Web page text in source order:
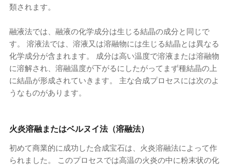
類されます。
融液法では、融液の化学成分は生じる結晶の成分と同じで
す。 溶液法では、溶液又は溶融物には生じる結晶とは異なる
化学成分が含まれます。 成分は高い温度で溶液または溶融物
に溶解され、溶融温度が下がるにしたがってまず種結晶の上
に結晶が形成されていきます。 主な合成プロセスには次のよ
うなものがあります。
火炎溶融またはベルヌイ法（溶融法）
初めて商業的に成功した合成宝石は、火炎溶融法によって作
られました。 このプロセスでは高温の火炎の中に粉末状の化